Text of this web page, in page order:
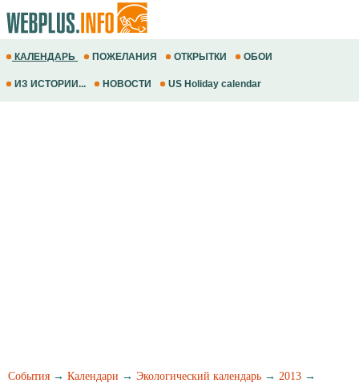
КАЛЕНДАРЬ ПОЖЕЛАНИЯ ОТКРЫТКИ ОБОИ
ИЗ ИСТОРИИ... НОВОСТИ US Holiday calendar
События → Календари → Экологический календарь → 2013 →